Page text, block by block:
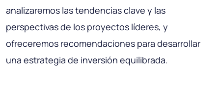
analizaremos las tendencias clave y las
perspectivas de los proyectos líderes, y
ofreceremos recomendaciones para desarrollar
una estrategia de inversión equilibrada.